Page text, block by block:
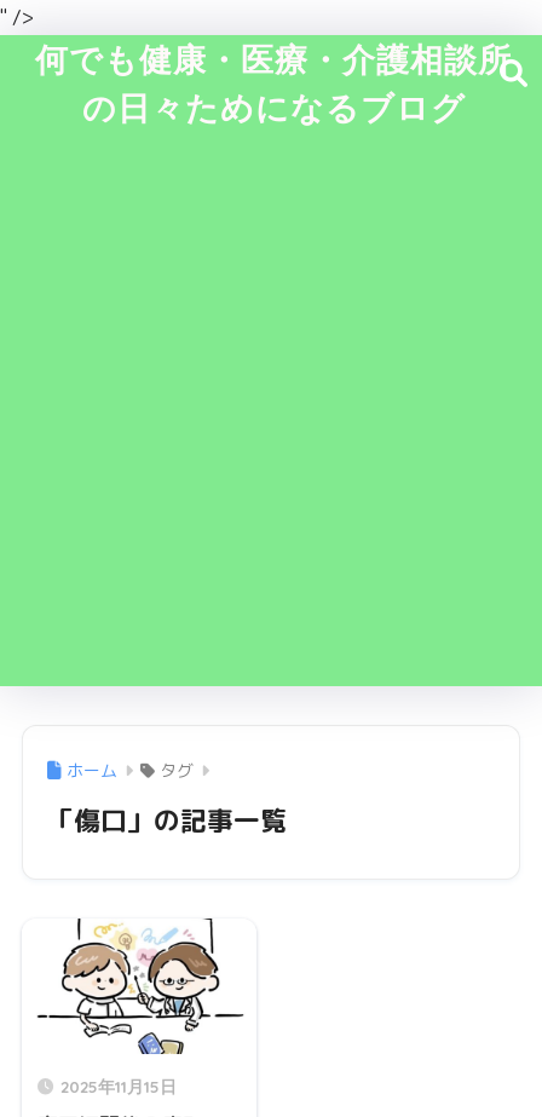
" />
何でも健康・医療・介護相談所
の日々ためになるブログ
ホーム タグ
「傷口」の記事一覧
2025年11月15日